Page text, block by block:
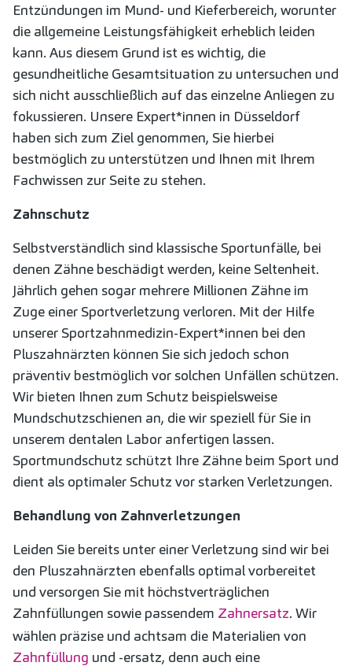
Entzündungen im Mund- und Kieferbereich, worunter
die allgemeine Leistungsfähigkeit erheblich leiden
kann. Aus diesem Grund ist es wichtig, die
gesundheitliche Gesamtsituation zu untersuchen und
sich nicht ausschließlich auf das einzelne Anliegen zu
fokussieren. Unsere Expert*innen in Düsseldorf
haben sich zum Ziel genommen, Sie hierbei
bestmöglich zu unterstützen und Ihnen mit Ihrem
Fachwissen zur Seite zu stehen.
Zahnschutz
Selbstverständlich sind klassische Sportunfälle, bei
denen Zähne beschädigt werden, keine Seltenheit.
Jährlich gehen sogar mehrere Millionen Zähne im
Zuge einer Sportverletzung verloren. Mit der Hilfe
unserer Sportzahnmedizin-Expert*innen bei den
Pluszahnärzten können Sie sich jedoch schon
präventiv bestmöglich vor solchen Unfällen schützen.
Wir bieten Ihnen zum Schutz beispielsweise
Mundschutzschienen an, die wir speziell für Sie in
unserem dentalen Labor anfertigen lassen.
Sportmundschutz schützt Ihre Zähne beim Sport und
dient als optimaler Schutz vor starken Verletzungen.
Behandlung von Zahnverletzungen
Leiden Sie bereits unter einer Verletzung sind wir bei
den Pluszahnärzten ebenfalls optimal vorbereitet
und versorgen Sie mit höchstverträglichen
Zahnfüllungen sowie passendem Zahnersatz. Wir
wählen präzise und achtsam die Materialien von
Zahnfüllung und -ersatz, denn auch eine